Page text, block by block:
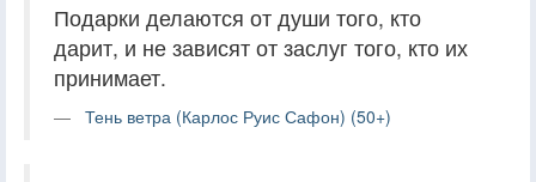
Подарки делаются от души того, кто
дарит, и не зависят от заслуг того, кто их
принимает.
Тень ветра (Карлос Руис Сафон) (50+)